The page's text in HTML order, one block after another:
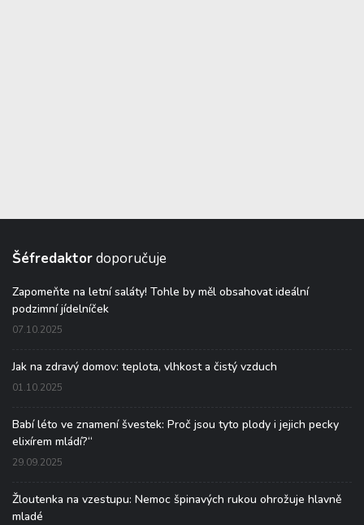
Šéfredaktordoporučuje
Zapomeňte na letní saláty! Tohle by měl obsahovat ideální
podzimní jídelníček
07.10.2025
Jak na zdravý domov: teplota, vlhkost a čistý vzduch
01.10.2025
Babí léto ve znamení švestek: Proč jsou tyto plody i jejich pecky
elixírem mládí?“
29.09.2025
Žloutenka na vzestupu: Nemoc špinavých rukou ohrožuje hlavně
mladé